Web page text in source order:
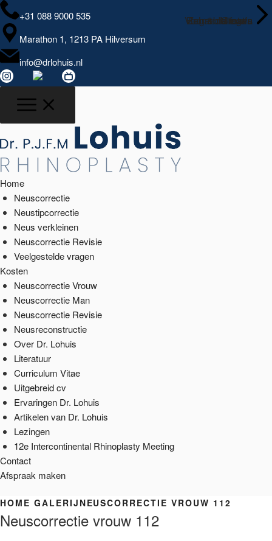
+31 088 9000 535
Marathon 1, 1213 PA Hilversum
info@drlohuis.nl
Home
Behandelingen
Neuscorrectie
Neustipcorrectie
Neus verkleinen
Neuscorrectie Revisie
Veelgestelde vragen
Kosten
Voor & na foto’s
Neuscorrectie Vrouw
Neuscorrectie Man
Neuscorrectie Revisie
Neusreconstructie
Zagreb Croatia
Over Dr. Lohuis
Literatuur
Curriculum Vitae
Uitgebreid cv
Ervaringen Dr. Lohuis
Artikelen van Dr. Lohuis
Lezingen
Nieuws
12e Intercontinental Rhinoplasty Meeting
Contact
Afspraak maken
HOME GALERIJ NEUSCORRECTIE VROUW 112
Neuscorrectie vrouw 112